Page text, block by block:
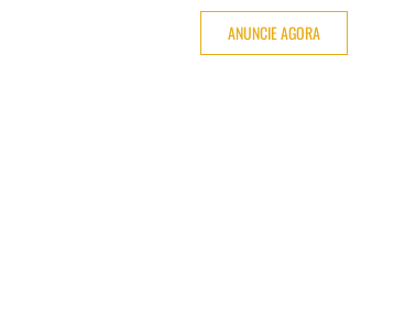
ANUNCIE AGORA